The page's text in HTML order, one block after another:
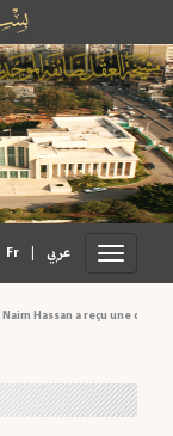
Fr عربي
Hassan a reçu une